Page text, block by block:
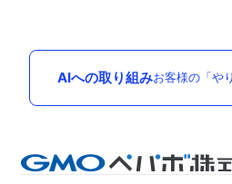
AIへの取り組みお客様の「や